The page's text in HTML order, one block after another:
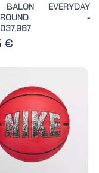
EVERYDAY
-
€